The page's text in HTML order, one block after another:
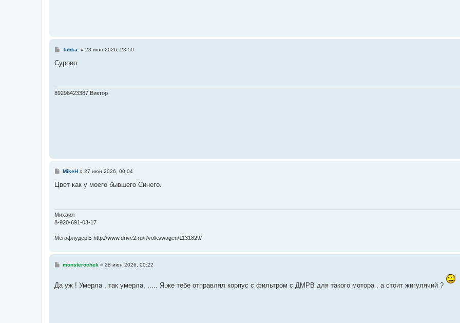
С
о
б
и
Tchka. » 23 июн 2026, 23:50
Сурово
89296423387 Виктор
С
о
и
е
MikeH» 27 июн 2026, 00:04
Цвет как у моего бывшего Синего.
Михаил
8-920-691-03-17
МегафлудерЪ http://www.drive2.ru/r/volkswagen/1131829/
С
щ
monsterochek » 28 июн 2026, 00:22
Да уж ! Умерла , так умерла, ..... Я,же тебе отправлял корпус с фильтром с ДМРВ для такого мотора , а стоит жигулячий ?